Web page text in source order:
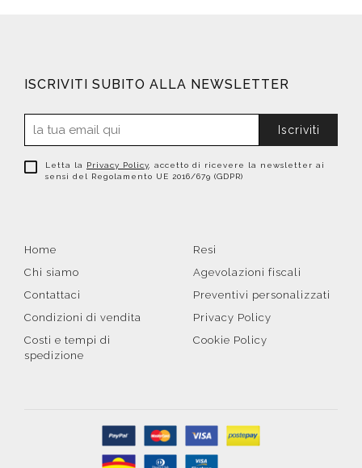
ISCRIVITI SUBITO ALLA NEWSLETTER
Iscriviti
Letta la Privacy Policy , accetto di ricevere la newsletter ai
sensi del Regolamento UE 2016/679 (GDPR)
Home
Chi siamo
Contattaci
Condizioni di vendita
Costi e tempi di
spedizione
Resi
Agevolazioni fiscali
Preventivi personalizzati
Privacy Policy
Cookie Policy